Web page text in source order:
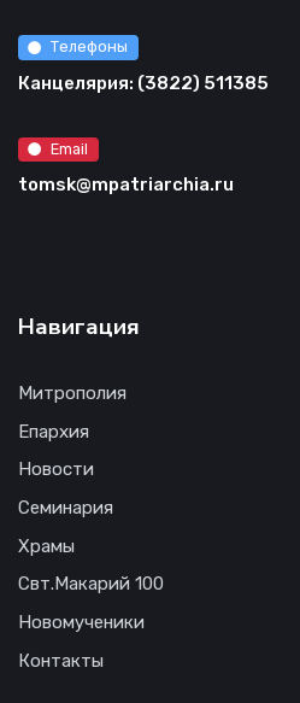
Телефоны
Канцелярия: (3822) 511385
Email
tomsk@mpatriarchia.ru
Навигация
Митрополия
Епархия
Новости
Семинария
Храмы
Свт.Макарий 100
Новомученики
Контакты